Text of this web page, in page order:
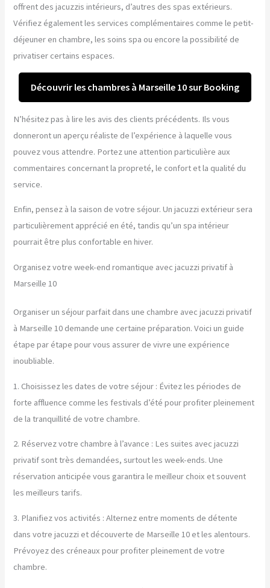
offrent des jacuzzis intérieurs, d’autres des spas extérieurs.
Vérifiez également les services complémentaires comme le petit-
déjeuner en chambre, les soins spa ou encore la possibilité de
privatiser certains espaces.
Découvrir les chambres à Marseille 10 sur Booking
N’hésitez pas à lire les avis des clients précédents. Ils vous
donneront un aperçu réaliste de l’expérience à laquelle vous
pouvez vous attendre. Portez une attention particulière aux
commentaires concernant la propreté, le confort et la qualité du
service.
Enfin, pensez à la saison de votre séjour. Un jacuzzi extérieur sera
particulièrement apprécié en été, tandis qu’un spa intérieur
pourrait être plus confortable en hiver.
Organisez votre week-end romantique avec jacuzzi privatif à
Marseille 10
Organiser un séjour parfait dans une chambre avec jacuzzi privatif
à Marseille 10 demande une certaine préparation. Voici un guide
étape par étape pour vous assurer de vivre une expérience
inoubliable.
1. Choisissez les dates de votre séjour : Évitez les périodes de
forte affluence comme les festivals d’été pour profiter pleinement
de la tranquillité de votre chambre.
2. Réservez votre chambre à l’avance : Les suites avec jacuzzi
privatif sont très demandées, surtout les week-ends. Une
réservation anticipée vous garantira le meilleur choix et souvent
les meilleurs tarifs.
3. Planifiez vos activités : Alternez entre moments de détente
dans votre jacuzzi et découverte de Marseille 10 et les alentours.
Prévoyez des créneaux pour profiter pleinement de votre
chambre.